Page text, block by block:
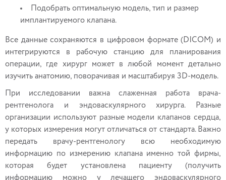
Подобрать оптимальную модель, тип и размер
имплантируемого клапана.
Все данные сохраняются в цифровом формате (DICOM) и
интегрируются в рабочую станцию для планирования
операции, где хирург может в любой момент детально
изучить анатомию, поворачивая и масштабируя 3D-модель.
При исследовании важна слаженная работа врача-
рентгенолога и эндоваскулярного хирурга. Разные
организации используют разные модели клапанов сердца,
у которых измерения могут отличаться от стандарта. Важно
передать врачу-рентгенологу всю необходимую
информацию по измерению клапана именно той фирмы,
которая будет установлена пациенту (получить
информацию можно у лечащего эндоваскулярного